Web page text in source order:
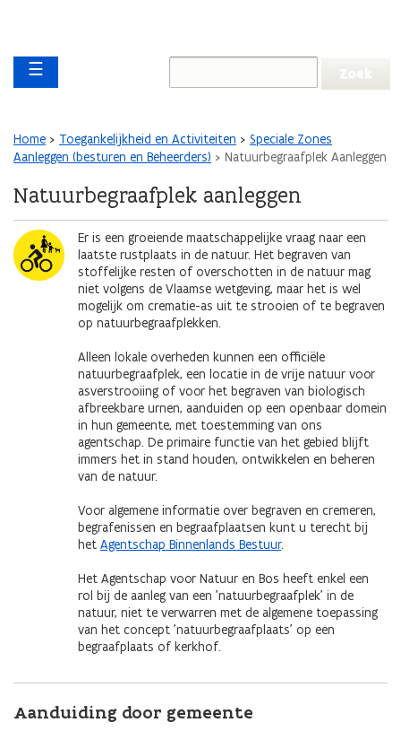
gaan
Main navigation
☰
Kruimelpad
Home Toegankelijkheid en Activiteiten
Speciale Zones
Aanleggen (besturen en Beheerders)
Natuurbegraafplek Aanleggen
Natuurbegraafplek aanleggen
AfbeeldingEr is een groeiende maatschappelijke vraag naar een
laatste rustplaats in de natuur. Het begraven van
stoffelijke resten of overschotten in de natuur mag
niet volgens de Vlaamse wetgeving, maar het is wel
mogelijk om crematie-as uit te strooien of te begraven
op natuurbegraafplekken.
Alleen lokale overheden kunnen een officiële
natuurbegraafplek, een locatie in de vrije natuur voor
asverstrooiing of voor het begraven van biologisch
afbreekbare urnen, aanduiden op een openbaar domein
in hun gemeente, met toestemming van ons
agentschap. De primaire functie van het gebied blijft
immers het in stand houden, ontwikkelen en beheren
van de natuur.
Voor algemene informatie over begraven en cremeren,
begrafenissen en begraafplaatsen kunt u terecht bij
hetAgentschap Binnenlands Bestuur.
Het Agentschap voor Natuur en Bos heeft enkel een
rol bij de aanleg van een 'natuurbegraafplek' in de
natuur, niet te verwarren met de algemene toepassing
van het concept 'natuurbegraafplaats' op een
begraafplaats of kerkhof.
Aanduiding door gemeente